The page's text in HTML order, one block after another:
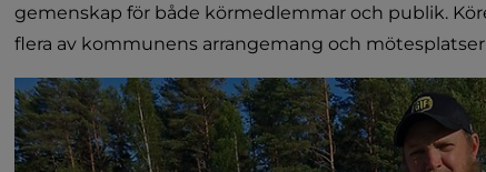
gemenskap för både körmedlemmar och publik.
flera av kommunens arrangemang och